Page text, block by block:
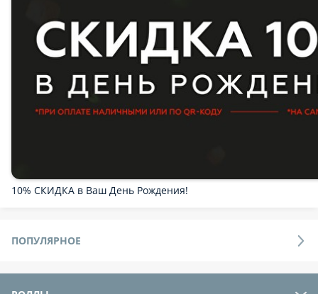
10% СКИДКА в Ваш День Рождения!
ПОПУЛЯРНОЕ